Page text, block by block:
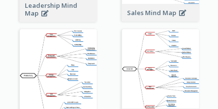
Leadership Mind
Map
Sales Mind Map